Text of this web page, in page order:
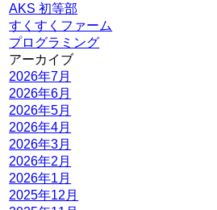
AKS 初等部
すくすくファーム
プログラミング
アーカイブ
2026年7月
2026年6月
2026年5月
2026年4月
2026年3月
2026年2月
2026年1月
2025年12月